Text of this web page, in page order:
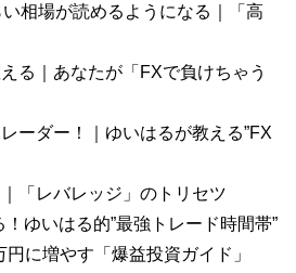
相場が読めるようになる｜「高
る｜あなたが「FXで負けちゃう
ーダー！｜ゆいはるが教える”FX
「レバレッジ」のトリセツ
ゆいはる的”最強トレード時間帯”
に増やす「爆益投資ガイド」